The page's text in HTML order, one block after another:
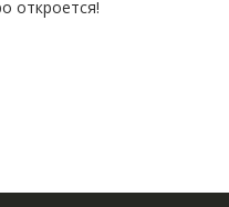
откроется!